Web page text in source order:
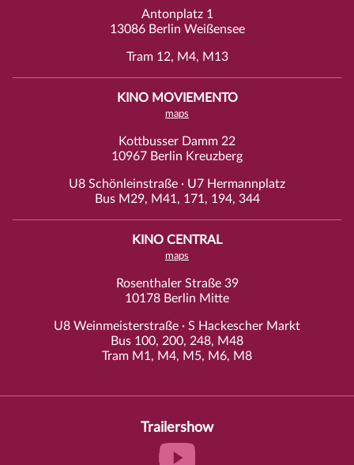
Antonplatz 1
13086 Berlin Weißensee
Tram 12, M4, M13
KINO MOVIEMENTO
maps
Kottbusser Damm 22
10967 Berlin Kreuzberg
U8 Schönleinstraße · U7 Hermannplatz
Bus M29, M41, 171, 194, 344
KINO CENTRAL
maps
Rosenthaler Straße 39
10178 Berlin Mitte
U8 Weinmeisterstraße · S Hackescher Markt
Bus 100, 200, 248, M48
Tram M1, M4, M5, M6, M8
Trailershow